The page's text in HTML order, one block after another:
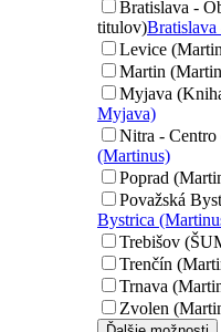
Bratislava -
titulov)
Levice
Martin
Myjava
Myjava)
Nitra -
(Martinus)
Poprad
Považská
Bystrica
Trebišov
Trenčín
Trnava
Zvolen